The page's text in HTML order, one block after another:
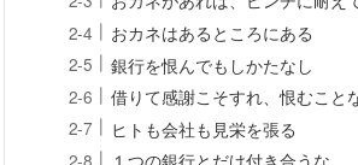
おカネはあるところにある
銀行を恨んでもしかたなし
借りて感謝こそすれ、恨むこと
ヒトも会社も見栄を張る